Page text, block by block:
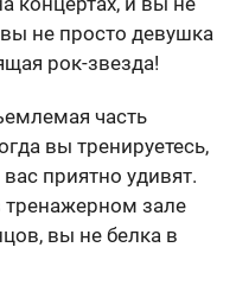
не просто девушка
рок-звезда!
часть
вы тренируетесь,
приятно удивят.
тренажерном зале
вы не белка в